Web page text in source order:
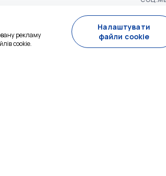
рекламу
cookie.
Налаштувати
файли cookie